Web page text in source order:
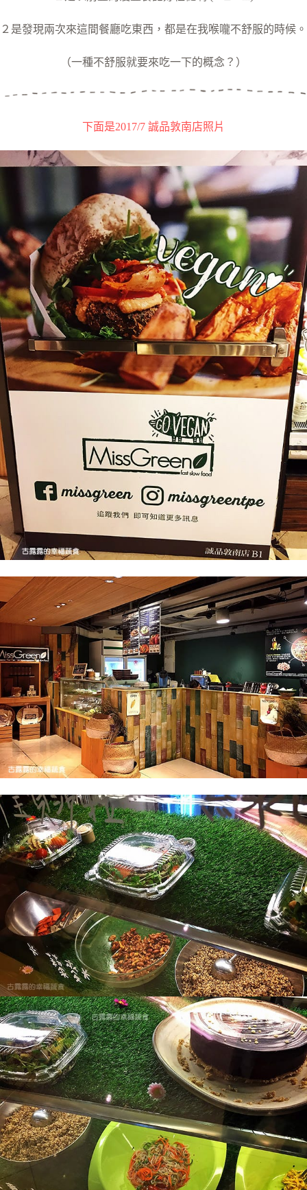
２是發現兩次來這間餐廳吃東西，都是在我喉嚨不舒服的時候。
（一種不舒服就要來吃一下的概念？）
下面是2017/7 誠品敦南店照片